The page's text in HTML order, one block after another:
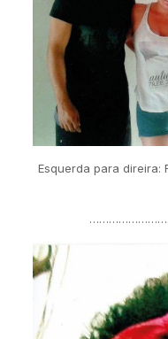
Esquerda para direira: